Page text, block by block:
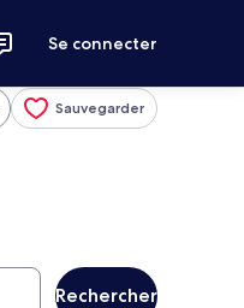
Se connecter
Sauvegarder
Rechercher